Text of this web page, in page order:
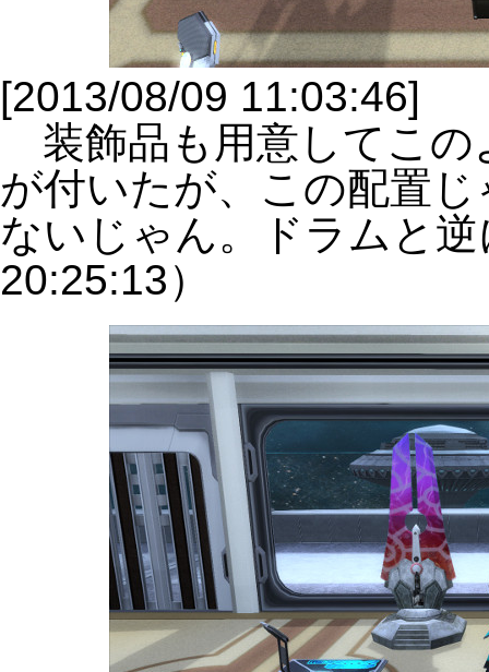
[2013/08/09 11:03:46]
装飾品も用意してこ
が付いたが、この配置
ないじゃん。ドラムと
20:25:13）